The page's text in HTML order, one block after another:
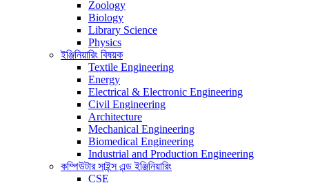
Zoology
Biology
Library Science
Physics
ইঞ্জিনিয়ারিং বিষয়ক
Textile Engineering
Energy
Electrical & Electronic Engineering
Civil Engineering
Architecture
Mechanical Engineering
Biomedical Engineering
Industrial and Production Engineering
কম্পিউটার সাইন্স এন্ড ইঞ্জিনিয়ারিং
CSE